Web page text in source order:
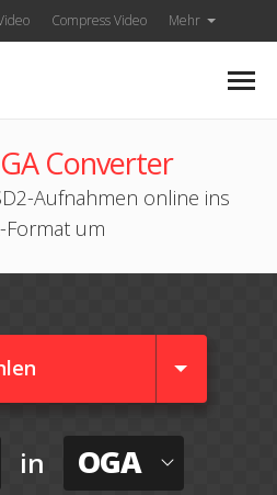
Compress Video Mehr
Converter
Aufnahmen online ins
Format um
in OGA